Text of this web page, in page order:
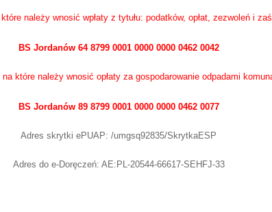
należy wnosić wpłaty z tytułu: podatków, opłat, zezwoleń i
BS Jordanów 64 8799 0001 0000 0000 0462 0042
na które należy wnosić opłaty za gospodarowanie odpadami
BS Jordanów 89 8799 0001 0000 0000 0462 0077
Adres skrytki ePUAP: /umgsq92835/SkrytkaESP
Adres do e-Doręczeń: AE:PL-20544-66617-SEHFJ-33